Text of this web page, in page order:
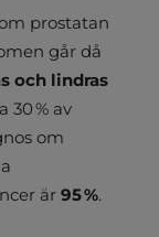
prostatan
går då
och lindras
30 % av
om
är 95 %.